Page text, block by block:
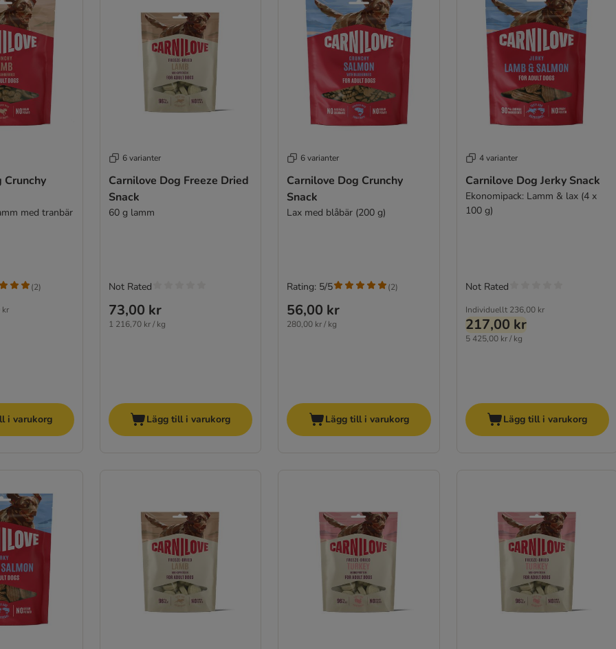
Crunchy
med tranbär
kr
(2)
i varukorg
6 varianter
Carnilove Dog Freeze Dried
Snack
60 g lamm
73,00 kr
1 216,70 kr / kg
Not Rated
Lägg till i varukorg
6 varianter
Carnilove Dog Crunchy
Snack
Lax med blåbär (200 g)
56,00 kr
280,00 kr / kg
Rating: 5/5 (2)
Lägg till i varukorg
4 varianter
Carnilove Dog Jerky Snack
Ekonomipack: Lamm & lax (4 x
100 g)
Individuellt 236,00 kr
217,00 kr
5 425,00 kr / kg
Not Rated
Lägg till i varukorg